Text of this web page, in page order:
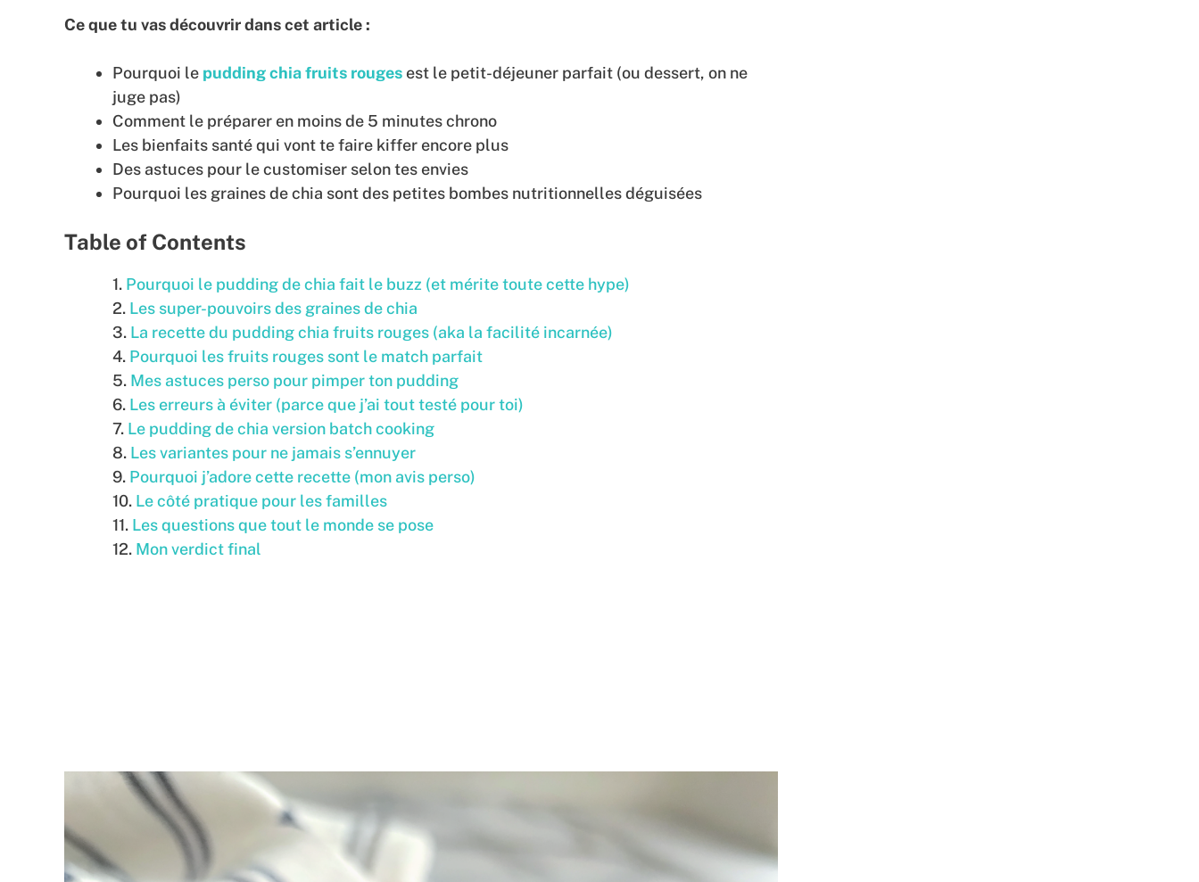
Ce que tu vas découvrir dans cet article :
Pourquoi le pudding chia fruits rouges est le petit-déjeuner parfait (ou dessert, on ne
juge pas)
Comment le préparer en moins de 5 minutes chrono
Les bienfaits santé qui vont te faire kiffer encore plus
Des astuces pour le customiser selon tes envies
Pourquoi les graines de chia sont des petites bombes nutritionnelles déguisées
Table of Contents
Pourquoi le pudding de chia fait le buzz (et mérite toute cette hype)
Les super-pouvoirs des graines de chia
La recette du pudding chia fruits rouges (aka la facilité incarnée)
Pourquoi les fruits rouges sont le match parfait
Mes astuces perso pour pimper ton pudding
Les erreurs à éviter (parce que j’ai tout testé pour toi)
Le pudding de chia version batch cooking
Les variantes pour ne jamais s’ennuyer
Pourquoi j’adore cette recette (mon avis perso)
Le côté pratique pour les familles
Les questions que tout le monde se pose
Mon verdict final